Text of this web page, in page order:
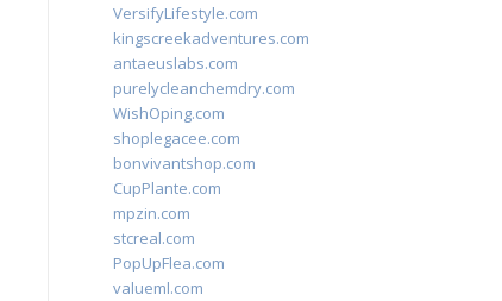
VersifyLifestyle.com
kingscreekadventures.com
antaeuslabs.com
purelycleanchemdry.com
WishOping.com
shoplegacee.com
bonvivantshop.com
CupPlante.com
mpzin.com
stcreal.com
PopUpFlea.com
valueml.com